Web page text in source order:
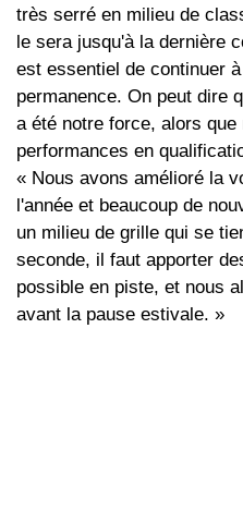
très serré en milieu de
le sera jusqu'à la dernière
est essentiel de continuer
permanence. On peut dire
a été notre force, alors
performances en
« Nous avons amélioré la
l'année et beaucoup de
un milieu de grille qui se
seconde, il faut apporter
possible en piste, et nous
avant la pause estivale. »